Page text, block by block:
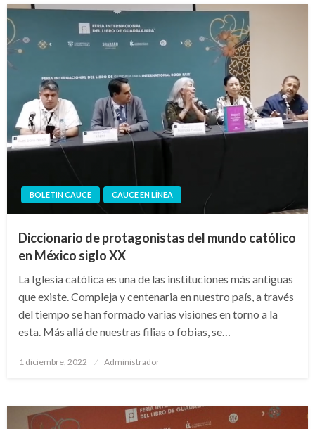
BOLETIN CAUCE CAUCE EN LÍNEA
Diccionario de protagonistas del mundo católico
en México siglo XX
La Iglesia católica es una de las instituciones más antiguas
que existe. Compleja y centenaria en nuestro país, a través
del tiempo se han formado varias visiones en torno a la
esta. Más allá de nuestras filias o fobias, se…
Publicado
1 diciembre, 2022 Administrador